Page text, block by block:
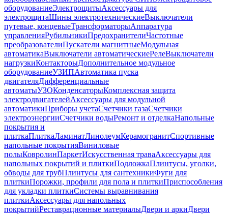
оборудованиеЭлектрощитыАксессуары для
электрощитаШины электротехническиеВыключатели
путевые, концевыеТрансформаторыАппаратура
управленияРубильникиПредохранителиЧастотные
преобразователиПускатели магнитныеМодульная
автоматикаВыключатели автоматическиеРелеВыключатели
нагрузкиКонтакторыДополнительное модульное
оборудованиеУЗИПАвтоматика пуска
двигателяДифференциальные
автоматыУЗОКонденсаторыКомплексная защита
электродвигателейАксессуары для модульной
автоматикиПриборы учетаСчетчики газаСчетчики
электроэнергииСчетчики водыРемонт и отделкаНапольные
покрытия и
плиткаПлиткаЛаминатЛинолеумКерамогранитСпортивные
напольные покрытияВиниловые
полыКовролинПаркетИскусственная траваАксессуары для
напольных покрытий и плиткиПодложкаПлинтусы, уголки,
обводы для трубПлинтусы для сантехникиФуги для
плиткиПорожки, профили для пола и плиткиПриспособления
для укладки плиткиСистемы выравнивания
плиткиАксессуары для напольных
покрытийРеставрационные материалыДвери и аркиДвери